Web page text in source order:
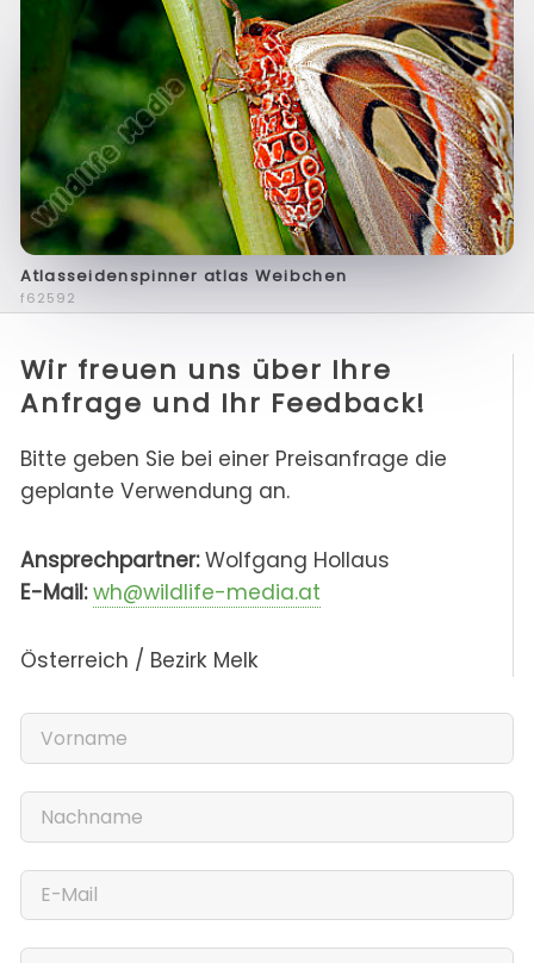
Atlasseidenspinner atlas Weibchen
f62592
Wir freuen uns über Ihre
Anfrage und Ihr Feedback!
Bitte geben Sie bei einer Preisanfrage die
geplante Verwendung an.
Ansprechpartner:Wolfgang Hollaus
E-Mail: wh@wildlife-media.at
Österreich / Bezirk Melk